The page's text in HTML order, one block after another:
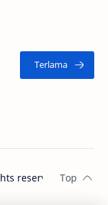
reserved.